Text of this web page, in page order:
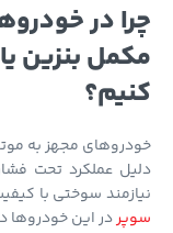
در خودروهای
بنزین یا
مجهز به موتورهای
عملکرد تحت فشار
سوختی با کیفیت
در این خودروها دلایل